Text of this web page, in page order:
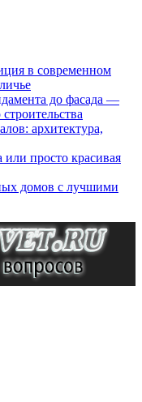
в современном
до фасада —
архитектура,
или просто красивая
домов с лучшими